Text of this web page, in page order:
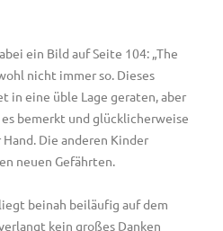
ein Bild auf Seite 104: „The
nicht immer so. Dieses
in eine üble Lage geraten, aber
bemerkt und glücklicherweise
Die anderen Kinder
neuen Gefährten.
beinah beiläufig auf dem
kein großes Danken